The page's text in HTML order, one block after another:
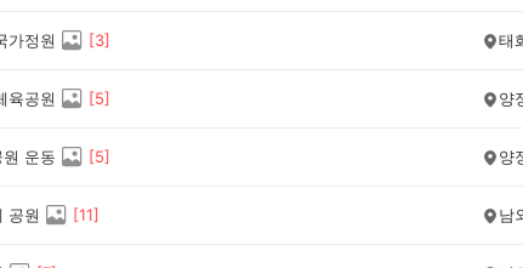
가정원 [3] 태
육공원 [5] 양
운동 [5] 양
공원 [11] 남